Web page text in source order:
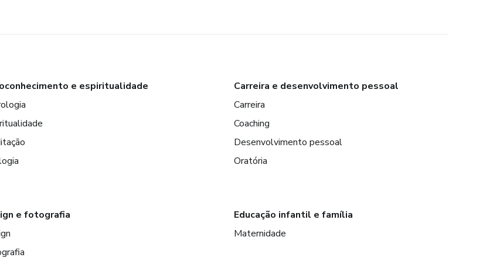
e espiritualidade
Carreira e desenvolvimento pessoal
Carreira
Coaching
Desenvolvimento pessoal
Oratória
e fotografia
Educação infantil e família
Maternidade